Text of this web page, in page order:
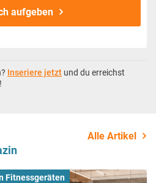
aufgeben
Inseriere jetzt und du erreichst
Alle Artikel
Fitnessgeräten